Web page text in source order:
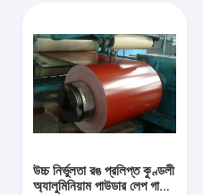
উচ্চ নির্ভুলতা রঙ প্রলিপ্ত কুণ্ডলী
অ্যালুমিনিয়াম পাউডার লেপ গাটার